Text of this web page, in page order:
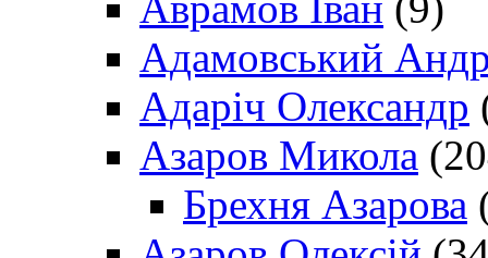
Адамовський
Адаріч Олександр
Азаров Микола
Брехня Азарова